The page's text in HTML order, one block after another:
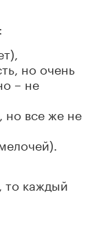
но очень
– не
но все же не
то каждый